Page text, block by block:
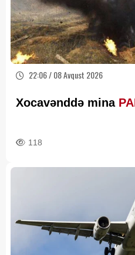
22:06 / 08 Avqust 2026
Xocavənddə mina
118